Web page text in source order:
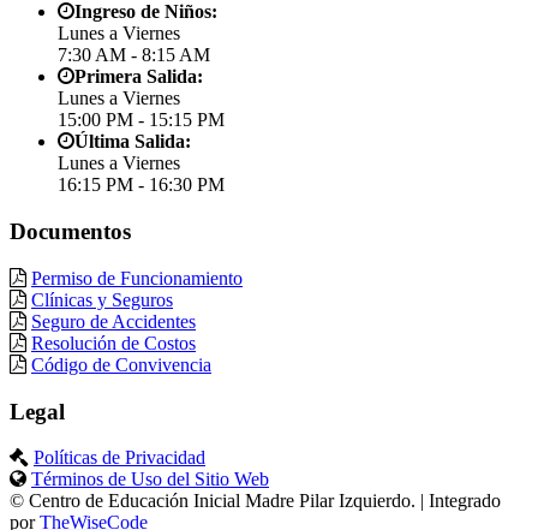
Ingreso de Niños:
Lunes a Viernes
7:30 AM - 8:15 AM
Primera Salida:
Lunes a Viernes
15:00 PM - 15:15 PM
Última Salida:
Lunes a Viernes
16:15 PM - 16:30 PM
Documentos
Permiso de Funcionamiento
Clínicas y Seguros
Seguro de Accidentes
Resolución de Costos
Código de Convivencia
Legal
Políticas de Privacidad
Términos de Uso del Sitio Web
© Centro de Educación Inicial Madre Pilar Izquierdo. | Integrado
porTheWiseCode